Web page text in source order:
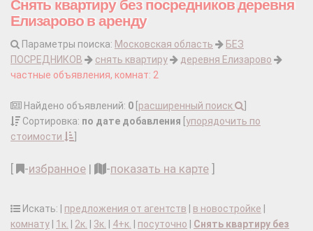
Снять квартиру без посредников деревня
Елизарово в аренду
Параметры поиска: Московская область
БЕЗ
ПОСРЕДНИКОВ
снять квартиру
деревня Елизарово
частные объявления, комнат: 2
Найдено объявлений: 0 расширенный поиск
Сортировка: по дате добавления упорядочить по
стоимости
-избранное | -показать на карте
Искать: | предложения от агентств в новостройке
комнату
1к. 2к. 3к. 4+к. посуточно
Снять квартиру без